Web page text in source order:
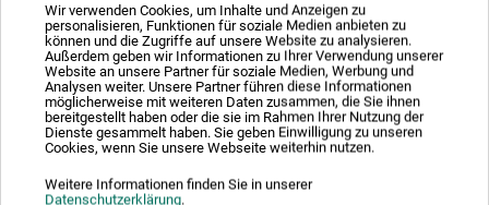
Wir verwenden Cookies, um Inhalte und Anzeigen zu
personalisieren, Funktionen für soziale Medien anbieten zu
können und die Zugriffe auf unsere Website zu analysieren.
Außerdem geben wir Informationen zu Ihrer Verwendung unserer
Website an unsere Partner für soziale Medien, Werbung und
Analysen weiter. Unsere Partner führen diese Informationen
möglicherweise mit weiteren Daten zusammen, die Sie ihnen
bereitgestellt haben oder die sie im Rahmen Ihrer Nutzung der
Dienste gesammelt haben. Sie geben Einwilligung zu unseren
Cookies, wenn Sie unsere Webseite weiterhin nutzen.
Weitere Informationen finden Sie in unserer
Datenschutzerklärung.
59 cm